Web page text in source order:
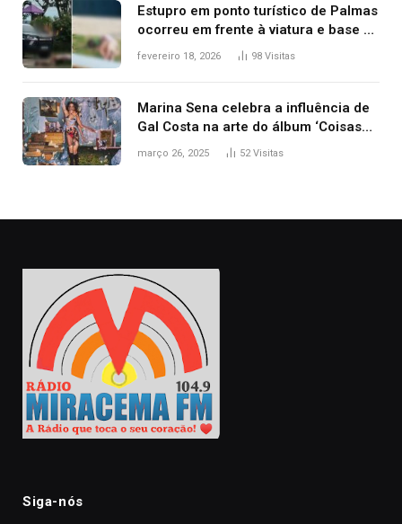
Estupro em ponto turístico de Palmas
ocorreu em frente à viatura e base de
segurança; polícia investiga
fevereiro 18, 2026 98 Visitas
Marina Sena celebra a influência de
Gal Costa na arte do álbum ‘Coisas
naturais’
março 26, 2025 52Visitas
Siga-nós